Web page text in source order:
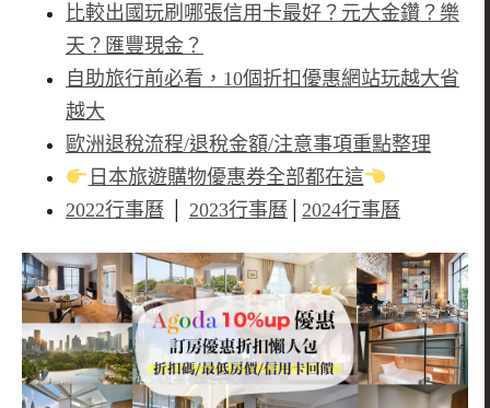
比較出國玩刷哪張信用卡最好？元大金鑽？樂
天？匯豐現金？
自助旅行前必看，10個折扣優惠網站玩越大省
越大
歐洲退稅流程/退稅金額/注意事項重點整理
日本旅遊購物優惠券全部都在這
2022行事曆
2023行事曆 2024行事曆